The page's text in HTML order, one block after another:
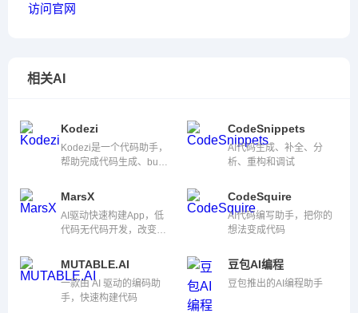
访问官网
相关AI
Kodezi
Kodezi是一个代码助手，
帮助完成代码生成、bug
CodeSnippets
AI代码生成、补全、分
析、重构和调试
MarsX
AI驱动快速构建App，低
代码无代码开发，改变软
CodeSquire
AI代码编写助手，把你的
想法变成代码
MUTABLE.AI
一款由 AI 驱动的编码助
手，快速构建代码
豆包AI编程
豆包推出的AI编程助手